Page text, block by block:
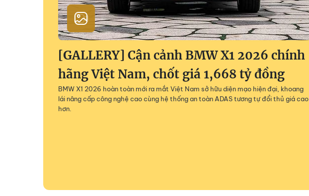
[GALLERY] Cận cảnh BMW X1 2026 chính
hãng Việt Nam, chốt giá 1,668 tỷ đồng
BMW X1 2026 hoàn toàn mới ra mắt Việt Nam sở hữu diện mạo hiện đại, khoang
lái nâng cấp công nghệ cao cùng hệ thống an toàn ADAS tương tự đổi thủ giá cao
hơn.